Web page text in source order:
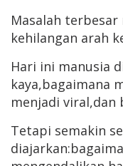
Masalah
kehilangan arah
Hari ini manusia
kaya,bagaimana
menjadi viral,dan
Tetapi semakin